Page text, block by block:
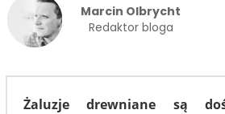
Marcin Olbrycht
Redaktor bloga
Żaluzje drewniane są